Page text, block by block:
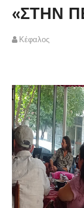
«ΣΤΗΝ
Κέφαλος